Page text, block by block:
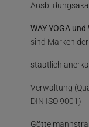
WAY YOGA
sind Marken
staatlich
Verwaltung
DIN ISO 9001)